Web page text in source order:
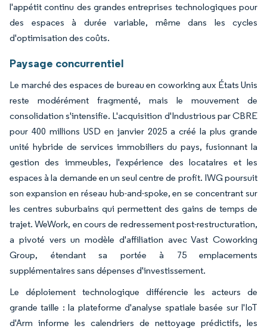
l'appétit continu des grandes entreprises technologiques pour
des espaces à durée variable, même dans les cycles
d'optimisation des coûts.
Paysage concurrentiel
Le marché des espaces de bureau en coworking aux États Unis
reste modérément fragmenté, mais le mouvement de
consolidation s'intensifie. L'acquisition d'Industrious par CBRE
pour 400 millions USD en janvier 2025 a créé la plus grande
unité hybride de services immobiliers du pays, fusionnant la
gestion des immeubles, l'expérience des locataires et les
espaces à la demande en un seul centre de profit. IWG poursuit
son expansion en réseau hub-and-spoke, en se concentrant sur
les centres suburbains qui permettent des gains de temps de
trajet. WeWork, en cours de redressement post-restructuration,
a pivoté vers un modèle d'affiliation avec Vast Coworking
Group, étendant sa portée à 75 emplacements
supplémentaires sans dépenses d'investissement.
Le déploiement technologique différencie les acteurs de
grande taille : la plateforme d'analyse spatiale basée sur l'IoT
d'Arm informe les calendriers de nettoyage prédictifs, les